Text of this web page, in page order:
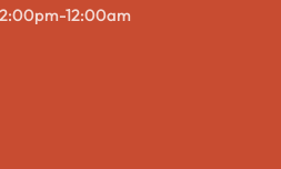
12:00am